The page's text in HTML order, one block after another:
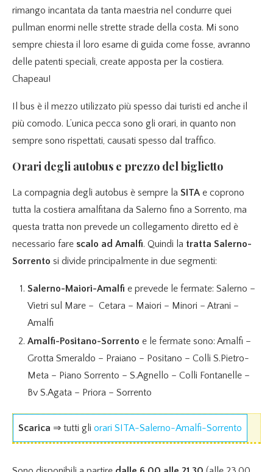
rimango incantata da tanta maestria nel condurre quei
pullman enormi nelle strette strade della costa. Mi sono
sempre chiesta il loro esame di guida come fosse, avranno
delle patenti speciali, create apposta per la costiera.
Chapeau!
Il bus è il mezzo utilizzato più spesso dai turisti ed anche il
più comodo. L’unica pecca sono gli orari, in quanto non
sempre sono rispettati, causati spesso dal traffico.
Orari degli autobus e prezzo del biglietto
La compagnia degli autobus è sempre la SITA e coprono
tutta la costiera amalfitana da Salerno fino a Sorrento, ma
questa tratta non prevede un collegamento diretto ed è
necessario fare scalo ad Amalfi. Quindi la tratta Salerno-
Sorrento si divide principalmente in due segmenti:
Salerno-Maiori-Amalfi e prevede le fermate: Salerno –
Vietri sul Mare – Cetara – Maiori – Minori – Atrani –
Amalfi
Amalfi-Positano-Sorrento e le fermate sono: Amalfi –
Grotta Smeraldo – Praiano – Positano – Colli S.Pietro-
Meta – Piano Sorrento – S.Agnello – Colli Fontanelle –
Bv S.Agata – Priora – Sorrento
Scarica ⇒ tutti gli orari SITA-Salerno-Amalfi-Sorrento